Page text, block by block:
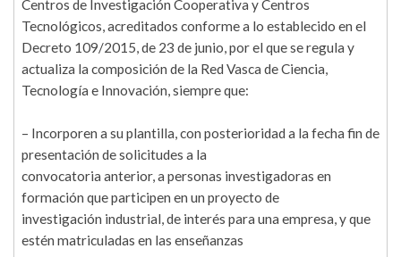
Centros de Investigación Cooperativa y Centros
Tecnológicos, acreditados conforme a lo establecido en el
Decreto 109/2015, de 23 de junio, por el que se regula y
actualiza la composición de la Red Vasca de Ciencia,
Tecnología e Innovación, siempre que:
– Incorporen a su plantilla, con posterioridad a la fecha fin de
presentación de solicitudes a la
convocatoria anterior, a personas investigadoras en
formación que participen en un proyecto de
investigación industrial, de interés para una empresa, y que
estén matriculadas en las enseñanzas